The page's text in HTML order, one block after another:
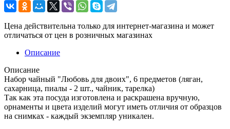
Цена действительна только для интернет-магазина и может
отличаться от цен в розничных магазинах
Описание
Описание
Набор чайный "Любовь для двоих", 6 предметов (ляган,
сахарница, пиалы - 2 шт., чайник, тарелка)
Так как эта посуда изготовлена и раскрашена вручную,
орнаменты и цвета изделий могут иметь отличия от образцов
на снимках - каждый экземпляр уникален.